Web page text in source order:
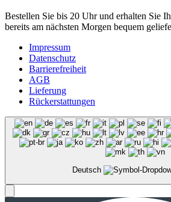
Bestellen Sie bis 20 Uhr und erhalten Sie
bereits am nächsten Morgen bequem
Impressum
Datenschutz
Barrierefreiheit
AGB
Lieferung
Rückerstattungen
Deutsch